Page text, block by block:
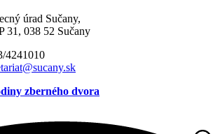
úrad Sučany,
31, 038 52 Sučany
4241010
zberného dvora